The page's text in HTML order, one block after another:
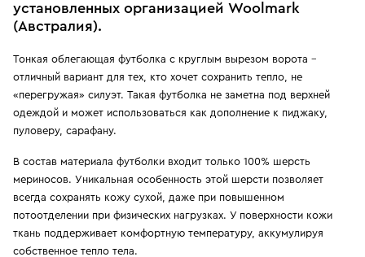
установленных организацией Woolmark
(Австралия).
Тонкая облегающая футболка с круглым вырезом ворота –
отличный вариант для тех, кто хочет сохранить тепло, не
«перегружая» силуэт. Такая футболка не заметна под верхней
одеждой и может использоваться как дополнение к пиджаку,
пуловеру, сарафану.
В состав материала футболки входит только 100% шерсть
мериносов. Уникальная особенность этой шерсти позволяет
всегда сохранять кожу сухой, даже при повышенном
потоотделении при физических нагрузках. У поверхности кожи
ткань поддерживает комфортную температуру, аккумулируя
собственное тепло тела.